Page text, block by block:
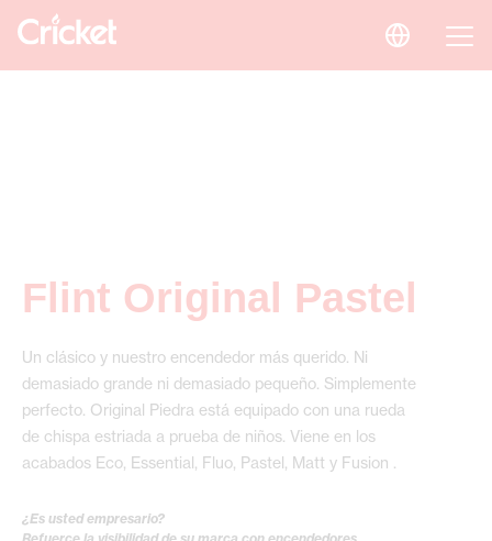
Flint Original Pastel
Un clásico y nuestro encendedor más querido. Ni
demasiado grande ni demasiado pequeño. Simplemente
perfecto. Original Piedra está equipado con una rueda
de chispa estriada a prueba de niños. Viene en los
acabados Eco, Essential, Fluo, Pastel, Matt y Fusion .
¿Es usted empresario?